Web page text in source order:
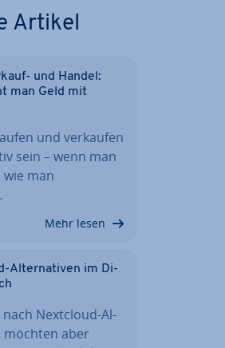
Artikel
und Handel:
man Geld mit
und verkaufen
sein – wenn man
wie man
Mehr lesen
Al­ter­na­ti­ven im Di­
nach Nextcloud-Al­
aber